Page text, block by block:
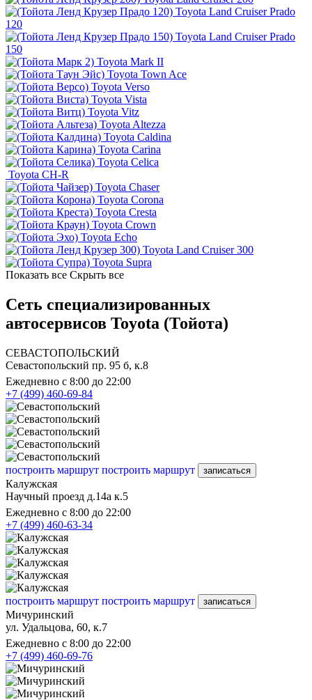
Toyota Land Cruiser Prado
120
Toyota Land Cruiser Prado
150
Toyota Mark II
Toyota Town Ace
Toyota Verso
Toyota Vista
Toyota Vitz
Toyota Altezza
Toyota Caldina
Toyota Carina
Toyota Celica
Toyota CH-R
Toyota Chaser
Toyota Corona
Toyota Cresta
Toyota Crown
Toyota Echo
Toyota Land Cruiser 300
Toyota Supra
Показать все Скрыть все
Сеть специализированных
автосервисов Toyota (Тойота)
СЕВАСТОПОЛЬСКИЙ
Севастопольский пр. 95 б, к.8
Ежедневно с 8:00 до 22:00
+7 (499) 460-69-84
построить маршрут построить маршрут записаться
Калужская
Научный проезд д.14а к.5
Ежедневно с 8:00 до 22:00
+7 (499) 460-63-34
построить маршрут построить маршрут записаться
Мичуринский
ул. Удальцова, 60, к.7
Ежедневно с 8:00 до 22:00
+7 (499) 460-69-76